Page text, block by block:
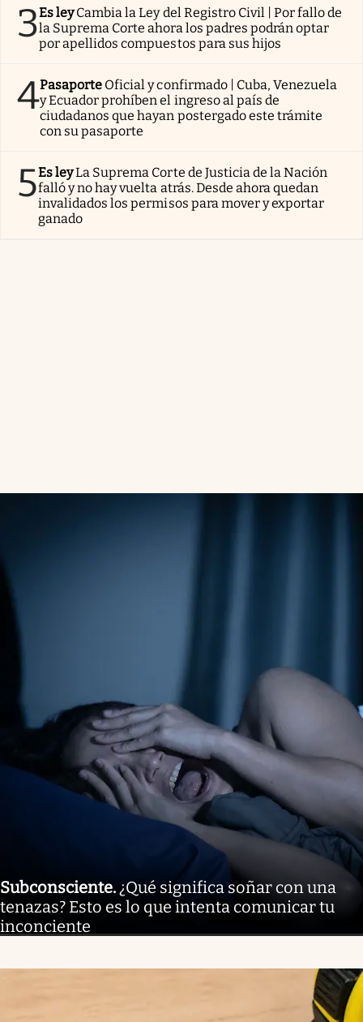
3Es ley Cambia la Ley del Registro Civil | Por fallo de
la Suprema Corte ahora los padres podrán optar
por apellidos compuestos para sus hijos
4Pasaporte Oficial y confirmado | Cuba, Venezuela
y Ecuador prohíben el ingreso al país de
ciudadanos que hayan postergado este trámite
con su pasaporte
5Es leyLa Suprema Corte de Justicia de la Nación
falló y no hay vuelta atrás. Desde ahora quedan
invalidados los permisos para mover y exportar
ganado
Subconsciente. ¿Qué significa soñar con una
tenazas? Esto es lo que intenta comunicar tu
inconciente